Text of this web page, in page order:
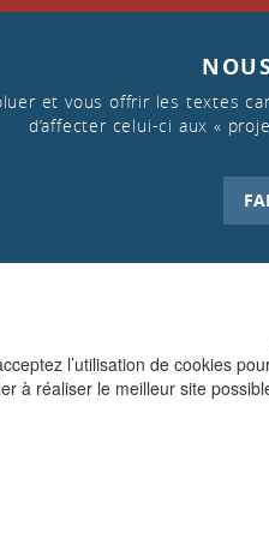
l’utilisation de cookies
à réaliser le meilleur site
et vous offrir les textes
d’affecter celui-ci aux «